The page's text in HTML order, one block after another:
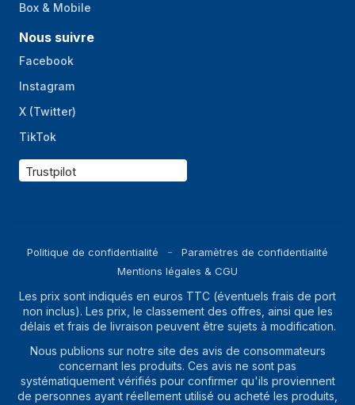
Box & Mobile
Nous suivre
Facebook
Instagram
X (Twitter)
TikTok
Trustpilot
Politique de confidentialité
Paramètres de confidentialité
Mentions légales & CGU
Les prix sont indiqués en euros TTC (éventuels frais de port
non inclus). Les prix, le classement des offres, ainsi que les
délais et frais de livraison peuvent être sujets à modification.
Nous publions sur notre site des avis de consommateurs
concernant les produits. Ces avis ne sont pas
systématiquement vérifiés pour confirmer qu'ils proviennent
de personnes ayant réellement utilisé ou acheté les produits,